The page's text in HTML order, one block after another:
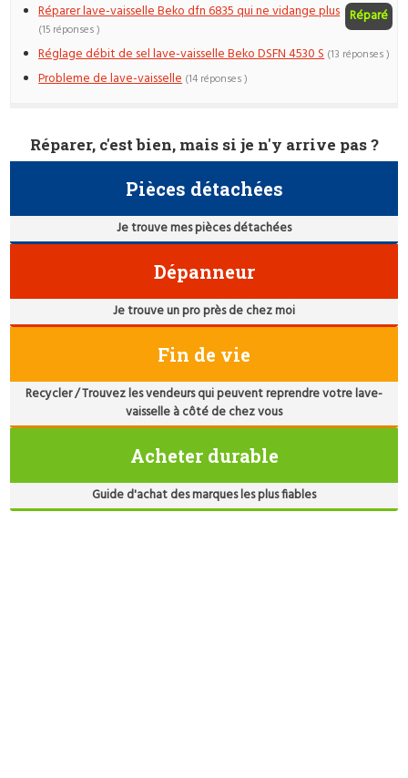
Réparer lave-vaisselle Beko dfn 6835 qui ne vidange plus Réparé
(15 réponses )
Réglage débit de sel lave-vaisselle Beko DSFN 4530 S (13 réponses )
Probleme de lave-vaisselle (14 réponses )
Réparer, c'est bien, mais si je n'y arrive pas ?
Pièces détachées
Je trouve mes pièces détachées
Dépanneur
Je trouve un pro près de chez moi
Fin de vie
Recycler / Trouvez les vendeurs qui peuvent reprendre votre lave-
vaisselle à côté de chez vous
Acheter durable
Guide d'achat des marques les plus fiables